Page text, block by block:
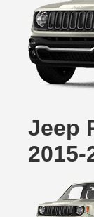
Jeep
2015-